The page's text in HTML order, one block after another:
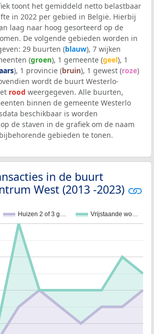
toont het gemiddeld netto belastbaar
in 2022 per gebied in België. Hierbij
laag naar hoog gesorteerd op de
De volgende gebieden worden in
29 buurten (blauw), 7 wijken
(groen), 1 gemeente (geel), 1
), 1 provincie (bruin), 1 gewest (roze)
wordt de buurt Westerlo-
rood weergegeven. Alle buurten,
binnen de gemeente Westerlo
beschikbaar is worden
de staven in de grafiek om de naam
gebieden te tonen.
in de buurt
West (2013 -2023)
Huizen 2 of 3 g… Vrijstaande wo…